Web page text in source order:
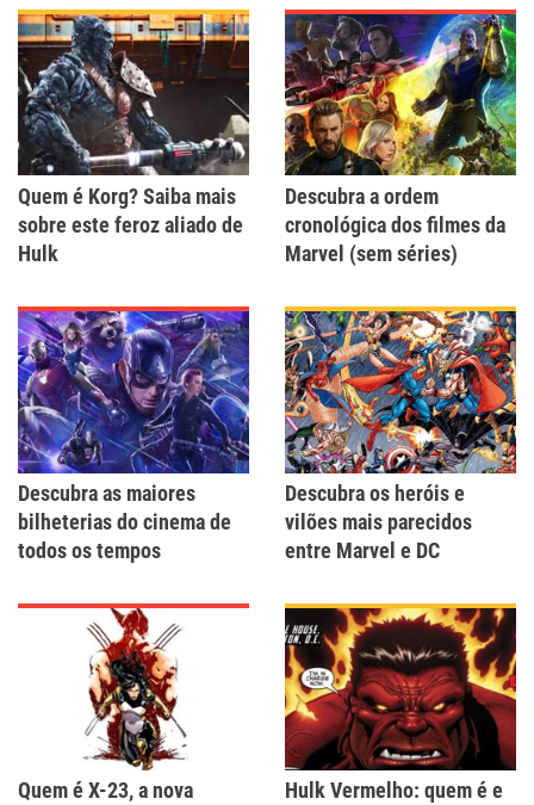
Quem é Korg? Saiba mais
sobre este feroz aliado de
Hulk
Descubra a ordem
cronológica dos filmes da
Marvel (sem séries)
Descubra as maiores
bilheterias do cinema de
todos os tempos
Descubra os heróis e
vilões mais parecidos
entre Marvel e DC
Quem é X-23, a nova
Hulk Vermelho: quem é e